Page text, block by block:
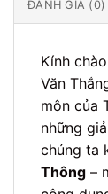
ĐÁNH GIÁ (0)
Kính
Văn
môn của
những
chúng ta
Thông –